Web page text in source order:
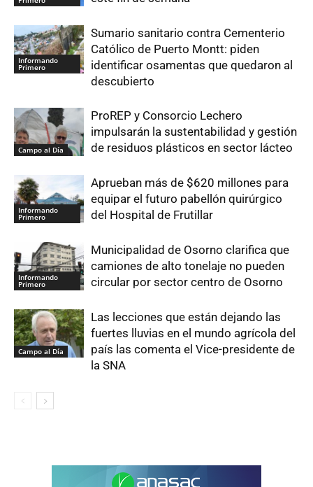
Informando
Primero
Sumario sanitario contra Cementerio
Católico de Puerto Montt: piden
identificar osamentas que quedaron al
descubierto
Campo al Día
ProREP y Consorcio Lechero
impulsarán la sustentabilidad y gestión
de residuos plásticos en sector lácteo
Informando
Primero
Aprueban más de $620 millones para
equipar el futuro pabellón quirúrgico
del Hospital de Frutillar
Informando
Primero
Municipalidad de Osorno clarifica que
camiones de alto tonelaje no pueden
circular por sector centro de Osorno
Campo al Día
Las lecciones que están dejando las
fuertes lluvias en el mundo agrícola del
país las comenta el Vice-presidente de
la SNA